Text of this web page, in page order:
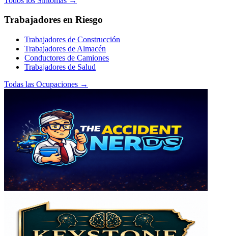
Trabajadores en Riesgo
Trabajadores de Construcción
Trabajadores de Almacén
Conductores de Camiones
Trabajadores de Salud
Todas las Ocupaciones →